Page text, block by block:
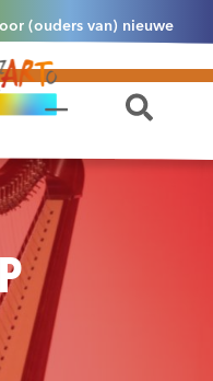
(ouders van) nieuwe
in Essen